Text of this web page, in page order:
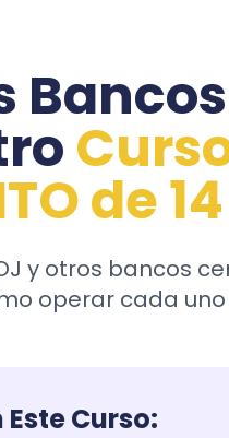
de
y otros bancos
operar cada
Curso: